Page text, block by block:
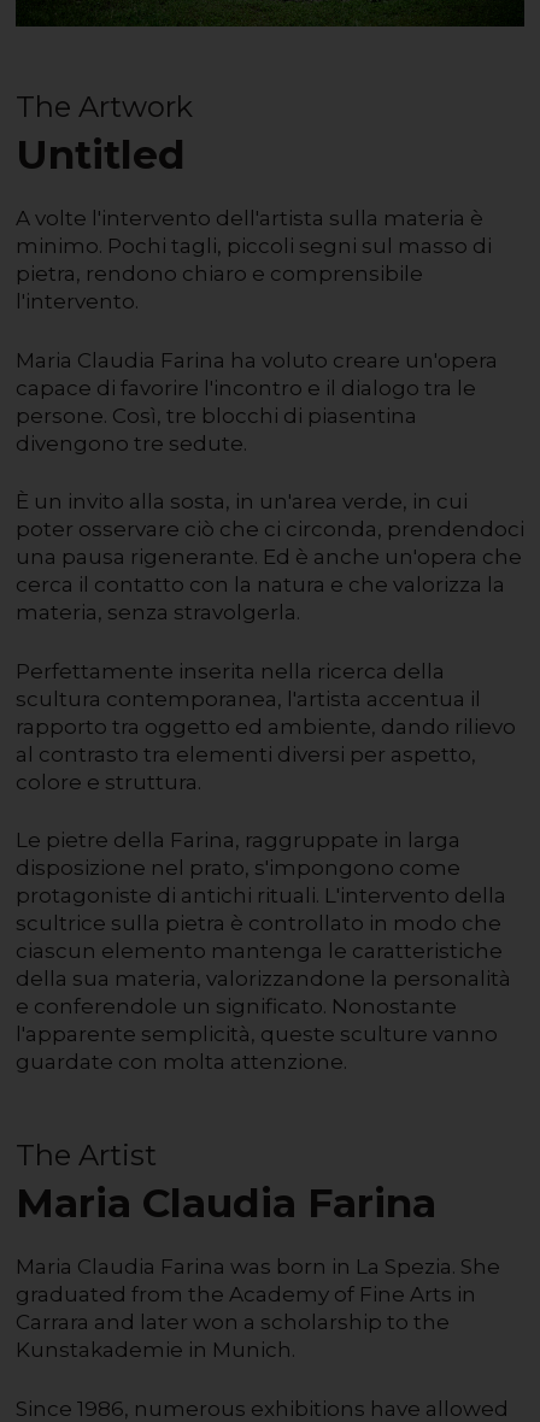
The Artwork
Untitled
A volte l'intervento dell'artista sulla materia è
minimo. Pochi tagli, piccoli segni sul masso di
pietra, rendono chiaro e comprensibile
l'intervento.
Maria Claudia Farina ha voluto creare un'opera
capace di favorire l'incontro e il dialogo tra le
persone. Così, tre blocchi di piasentina
divengono tre sedute.
È un invito alla sosta, in un'area verde, in cui
poter osservare ciò che ci circonda, prendendoci
una pausa rigenerante. Ed è anche un'opera che
cerca il contatto con la natura e che valorizza la
materia, senza stravolgerla.
Perfettamente inserita nella ricerca della
scultura contemporanea, l'artista accentua il
rapporto tra oggetto ed ambiente, dando rilievo
al contrasto tra elementi diversi per aspetto,
colore e struttura.
Le pietre della Farina, raggruppate in larga
disposizione nel prato, s'impongono come
protagoniste di antichi rituali. L'intervento della
scultrice sulla pietra è controllato in modo che
ciascun elemento mantenga le caratteristiche
della sua materia, valorizzandone la personalità
e conferendole un significato. Nonostante
l'apparente semplicità, queste sculture vanno
guardate con molta attenzione.
The Artist
Maria Claudia Farina
Maria Claudia Farina was born in La Spezia. She
graduated from the Academy of Fine Arts in
Carrara and later won a scholarship to the
Kunstakademie in Munich.
Since 1986, numerous exhibitions have allowed